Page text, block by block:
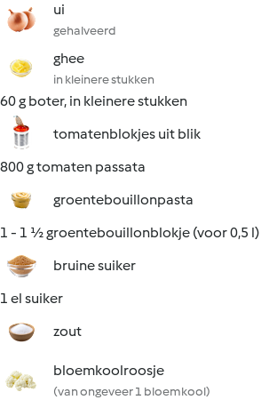
ui
gehalveerd
ghee
in kleinere stukken
60 g boter, in kleinere stukken
tomatenblokjes uit blik
800 g tomaten passata
groentebouillonpasta
1 - 1 ½ groentebouillonblokje (voor 0,5 l)
bruine suiker
1 el suiker
zout
bloemkoolroosje
(van ongeveer 1 bloemkool)